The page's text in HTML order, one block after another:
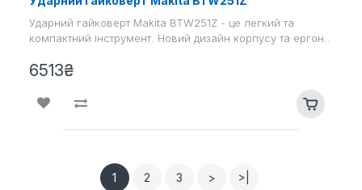
Ударний гайковерт Makita BTW251Z - це легкий та
компактний інструмент. Новий дизайн корпусу та ергон..
6513₴
1 2 3 > >|